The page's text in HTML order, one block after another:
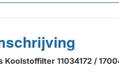
Koolstoffilter 11034172 /